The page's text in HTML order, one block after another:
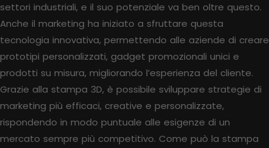
settori industriali, e il suo potenziale va ben oltre questo.
Anche il marketing ha iniziato a sfruttare questa
tecnologia innovativa, permettendo alle aziende di creare
prototipi personalizzati, gadget promozionali unici e
prodotti su misura, migliorando l’esperienza del cliente.
Grazie alla stampa 3D, è possibile sviluppare strategie di
marketing più efficaci, creative e personalizzate,
rispondendo in modo puntuale alle esigenze di un
mercato sempre più competitivo. Come può la stampa